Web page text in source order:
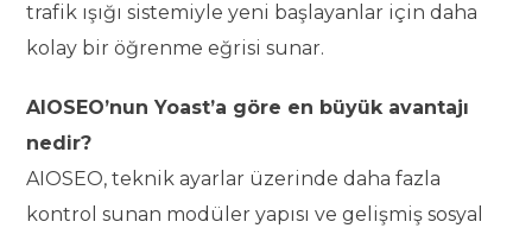
trafik ışığı sistemiyle yeni başlayanlar için daha
kolay bir öğrenme eğrisi sunar.
AIOSEO’nun Yoast’a göre en büyük avantajı
nedir?
AIOSEO, teknik ayarlar üzerinde daha fazla
kontrol sunan modüler yapısı ve gelişmiş sosyal